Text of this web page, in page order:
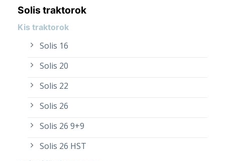
Solis traktorok
Kis traktorok
Solis 16
Solis 20
Solis 22
Solis 26
Solis 26 9+9
Solis 26 HST